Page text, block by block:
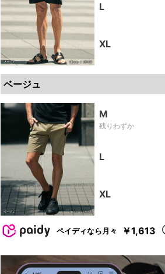
L
XL
ベージュ
M
残りわずか
L
XL
ペイディなら月々 ￥1,613